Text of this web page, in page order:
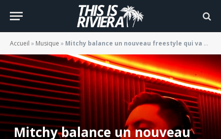
Accueil » Musique » Mitchy balance un nouveau freestyle qui va mettre tout le monde d’accord
Mitchy balance un nouveau